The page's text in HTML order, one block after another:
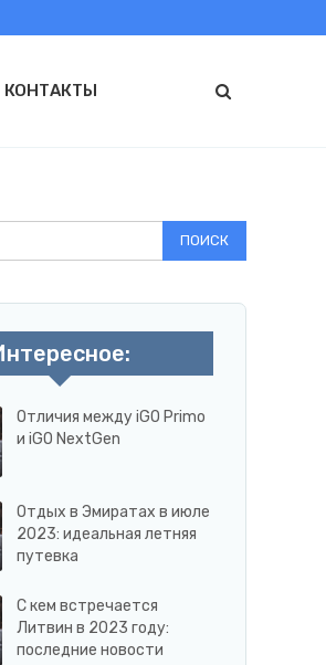
КОНТАКТЫ
Отличия между iGO Primo
и iGO NextGen
Отдых в Эмиратах в июле
2023: идеальная летняя
путевка
С кем встречается
Литвин в 2023 году:
последние новости